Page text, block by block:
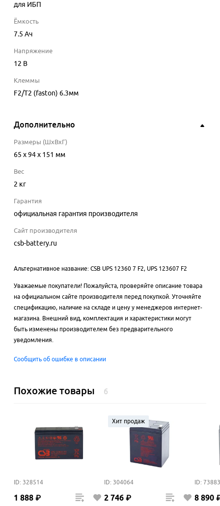
для ИБП
Ёмкость
7.5 Ач
Напряжение
12 В
Клеммы
F2/T2 (faston) 6.3мм
Дополнительно
Размеры (ШхВхГ)
65 x 94 x 151 мм
Вес
2 кг
Гарантия
официальная гарантия производителя
Сайт производителя
csb-battery.ru
Альтернативное название: CSB UPS 12360 7 F2, UPS 123607 F2
Уважаемые покупатели! Пожалуйста, проверяйте описание товара
на официальном сайте производителя перед покупкой. Уточняйте
спецификацию, наличие на складе и цену у менеджеров интернет-
магазина. Внешний вид, комплектация и характеристики могут
быть изменены производителем без предварительного
уведомления.
Сообщить об ошибке в описании
Похожие товары 6
ID: 328514
1 888 ₽
Хит продаж
ID: 304064
2 746 ₽
ID:
8 890